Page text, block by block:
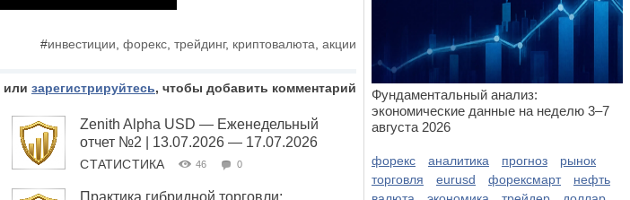
#инвестиции форекс трейдинг, криптовалюта акции
или зарегистрируйтесь, чтобы добавить комментарий
Zenith Alpha USD — Еженедельный
отчет №2 | 13.07.2026 — 17.07.2026
СТАТИСТИКА 46 0
Практика гибридной торговли:
Фундаментальный анализ:
экономические данные на неделю 3–7
августа 2026
форекс аналитика прогноз
рынок
торговля
eurusd форексмарт
нефть